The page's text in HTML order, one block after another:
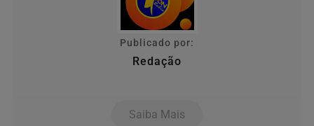
Publicado por:
Redação
Saiba Mais